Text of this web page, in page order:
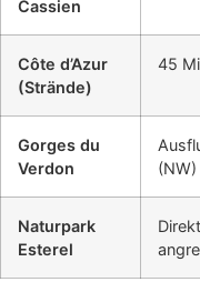
Cassien
Côte d’Azur
(Strände)
45
Gorges du
Verdon
(NW)
Naturpark
Esterel
Direkt